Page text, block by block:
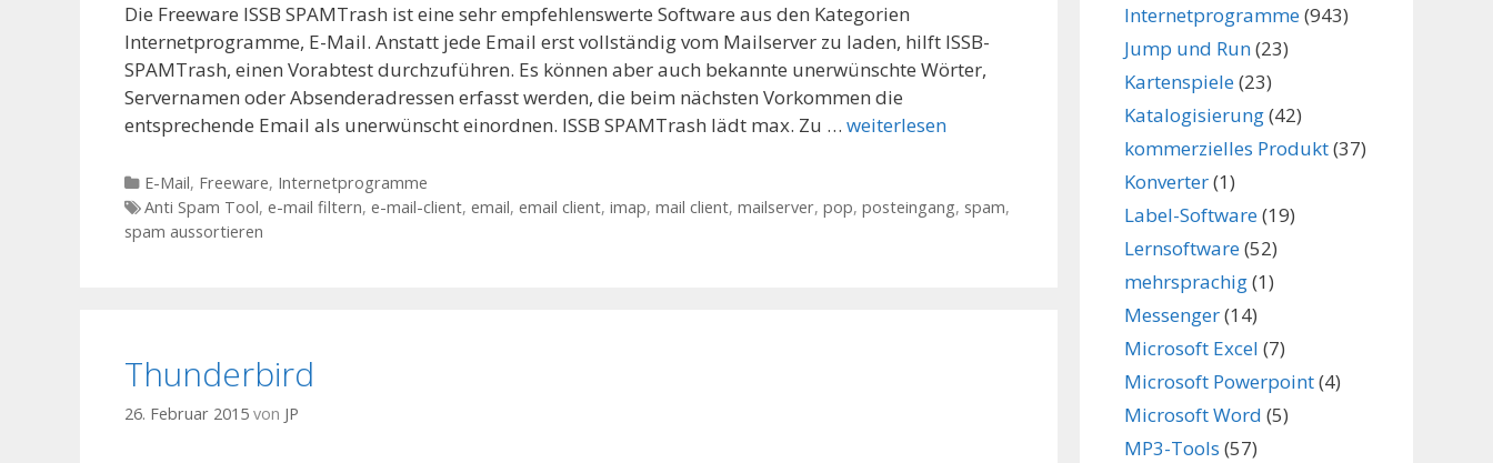
Die Freeware ISSB SPAMTrash ist eine sehr empfehlenswerte Software aus den Kategorien
Internetprogramme, E-Mail. Anstatt jede Email erst vollständig vom Mailserver zu laden, hilft ISSB-
SPAMTrash, einen Vorabtest durchzuführen. Es können aber auch bekannte unerwünschte Wörter,
Servernamen oder Absenderadressen erfasst werden, die beim nächsten Vorkommen die
entsprechende Email als unerwünscht einordnen. ISSB SPAMTrash lädt max. Zu … weiterlesen
Kategorien
E-Mail, Freeware, Internetprogramme
Tags
Anti Spam Tool, e-mail filtern, e-mail-client, email, email client, imap, mail client, mailserver, pop, posteingang, spam,
spam aussortieren
Thunderbird
26. Februar 2015 von JP
Internetprogramme(943)
Jump und Run(23)
Kartenspiele(23)
Katalogisierung(42)
kommerzielles Produkt(37)
Konverter(1)
Label-Software(19)
Lernsoftware(52)
mehrsprachig(1)
Messenger(14)
Microsoft Excel (7)
Microsoft Powerpoint(4)
Microsoft Word (5)
MP3-Tools (57)